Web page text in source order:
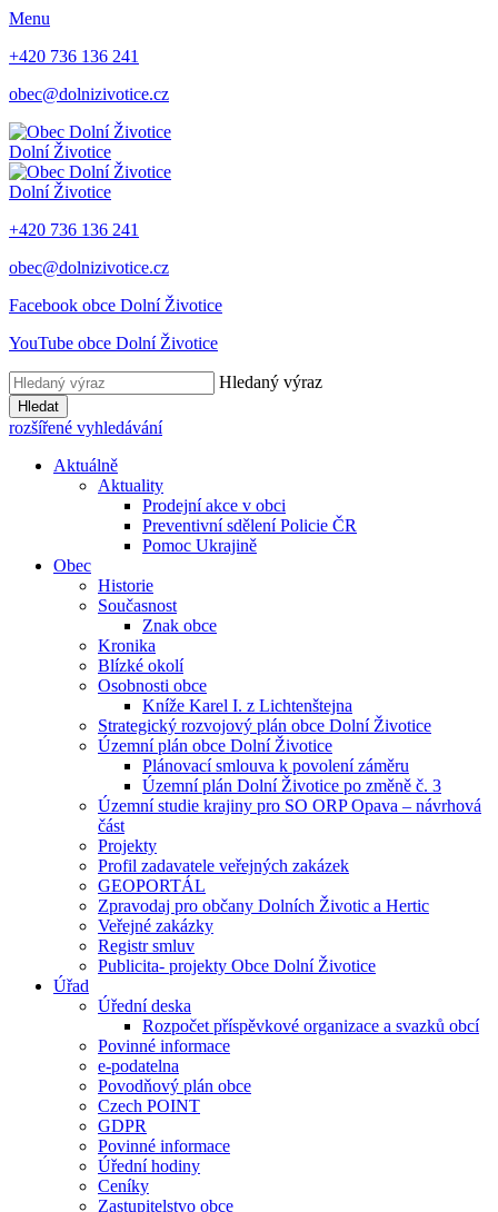
Menu
+420 736 136 241
obec@dolnizivotice.cz
Dolní Životice
Dolní Životice
+420 736 136 241
obec@dolnizivotice.cz
Facebook obce Dolní Životice
YouTube obce Dolní Životice
Hledaný výraz
Hledat
rozšířené vyhledávání
Aktuálně
Aktuality
Prodejní akce v obci
Preventivní sdělení Policie ČR
Pomoc Ukrajině
Obec
Historie
Současnost
Znak obce
Kronika
Blízké okolí
Osobnosti obce
Kníže Karel I. z Lichtenštejna
Strategický rozvojový plán obce Dolní Životice
Územní plán obce Dolní Životice
Plánovací smlouva k povolení záměru
Územní plán Dolní Životice po změně č. 3
Územní studie krajiny pro SO ORP Opava – návrhová
část
Projekty
Profil zadavatele veřejných zakázek
GEOPORTÁL
Zpravodaj pro občany Dolních Životic a Hertic
Veřejné zakázky
Registr smluv
Publicita- projekty Obce Dolní Životice
Úřad
Úřední deska
Rozpočet příspěvkové organizace a svazků obcí
Povinné informace
e-podatelna
Povodňový plán obce
Czech POINT
GDPR
Povinné informace
Úřední hodiny
Ceníky
Zastupitelstvo obce